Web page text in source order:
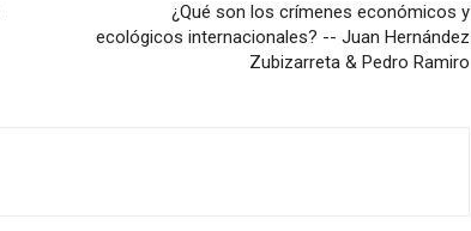
¿Qué son los crímenes económicos y
ecológicos internacionales? -- Juan Hernández
Zubizarreta & Pedro Ramiro